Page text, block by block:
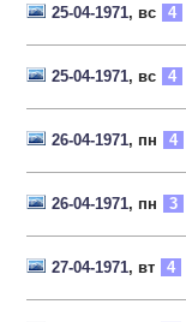
25-04-1971, вс 4
25-04-1971, вс 4
26-04-1971, пн 4
26-04-1971, пн 3
27-04-1971, вт 4